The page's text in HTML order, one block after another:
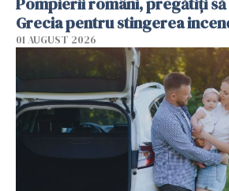
Grecia pentru stingerea
01 AUGUST 2026